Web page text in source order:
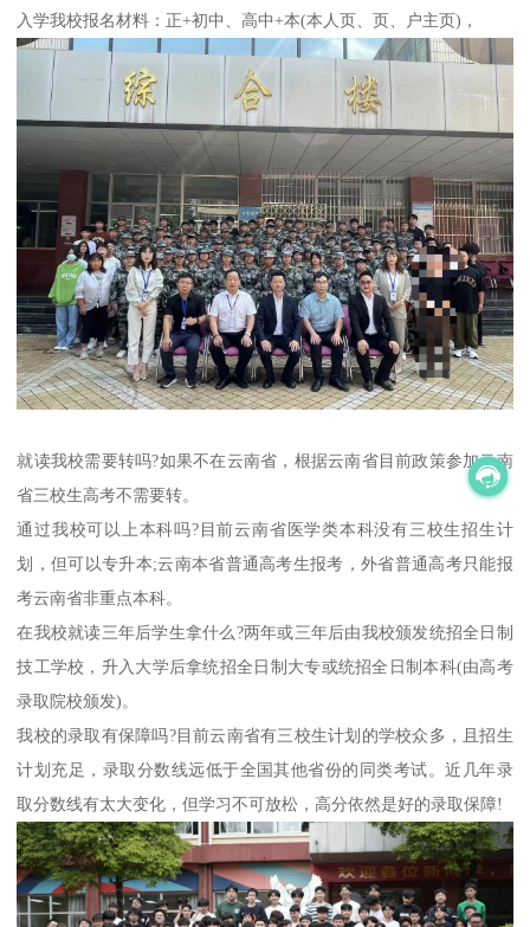
入学我校报名材料：正+初中、高中+本(本人页、页、户主页)，
就读我校需要转吗?如果不在云南省，根据云南省目前政策参加云南
省三校生高考不需要转。
通过我校可以上本科吗?目前云南省医学类本科没有三校生招生计
划，但可以专升本;云南本省普通高考生报考，外省普通高考只能报
考云南省非重点本科。
在我校就读三年后学生拿什么?两年或三年后由我校颁发统招全日制
技工学校，升入大学后拿统招全日制大专或统招全日制本科(由高考
录取院校颁发)。
我校的录取有保障吗?目前云南省有三校生计划的学校众多，且招生
计划充足，录取分数线远低于全国其他省份的同类考试。近几年录
取分数线有太大变化，但学习不可放松，高分依然是好的录取保障!